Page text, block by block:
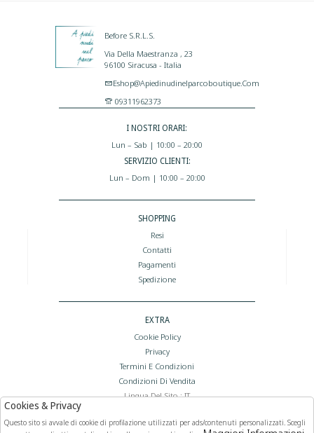
Before S.r.l.s.
Via Della Maestranza , 23
96100 Siracusa - Italia
Eshop@apiedinudinelparcoboutique.com
09311962373
I NOSTRI ORARI:
Lun – Sab | 10:00 – 20:00
SERVIZIO CLIENTI:
Lun – Dom | 10:00 – 20:00
SHOPPING
Resi
Contatti
Pagamenti
Spedizione
EXTRA
Cookie Policy
Privacy
Termini E Condizioni
Condizioni Di Vendita
Lingua Del Sito : IT
Cookies & Privacy
Questo sito si avvale di cookie di profilazione utilizzati per ads/contenuti personalizzati. Scegli